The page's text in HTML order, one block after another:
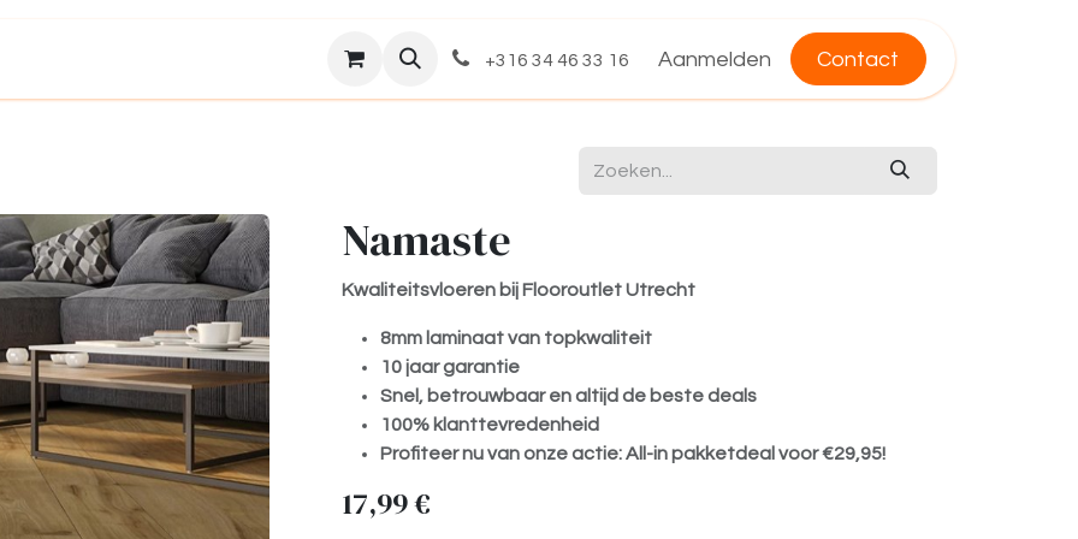
+316 34 46 33 16 Aanmelden Contact
Namaste
Kwaliteitsvloeren bij Flooroutlet Utrecht
8mm laminaat van topkwaliteit
10 jaar garantie
Snel, betrouwbaar en altijd de beste deals
100% klanttevredenheid
Profiteer nu van onze actie: All-in pakketdeal voor €29,95!
17,99€